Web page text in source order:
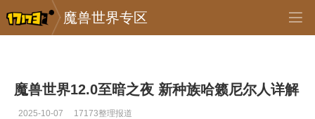
魔兽世界专区
专区_《魔兽世界》 >
魔兽世界12.0至暗之夜 新种族哈籁尼尔人详解
2025-10-07 17173整理报道